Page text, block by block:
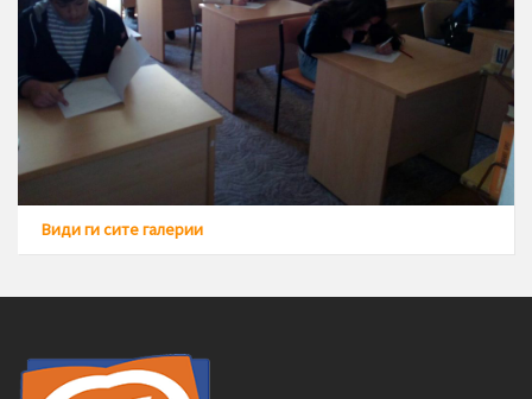
Види ги сите галерии